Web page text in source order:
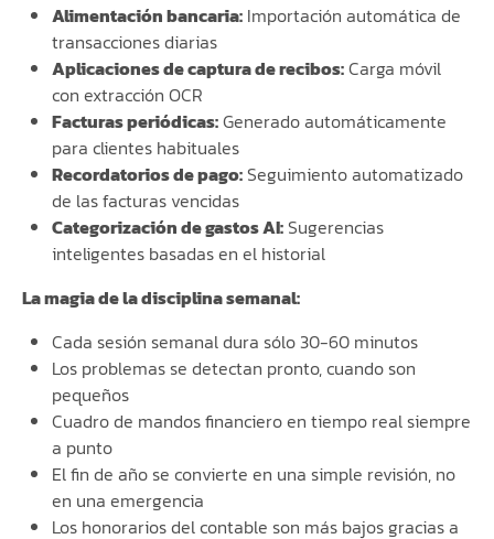
Alimentación bancaria: Importación automática de
transacciones diarias
Aplicaciones de captura de recibos:Carga móvil
con extracción OCR
Facturas periódicas:Generado automáticamente
para clientes habituales
Recordatorios de pago: Seguimiento automatizado
de las facturas vencidas
Categorización de gastos AI: Sugerencias
inteligentes basadas en el historial
La magia de la disciplina semanal:
Cada sesión semanal dura sólo 30-60 minutos
Los problemas se detectan pronto, cuando son
pequeños
Cuadro de mandos financiero en tiempo real siempre
a punto
El fin de año se convierte en una simple revisión, no
en una emergencia
Los honorarios del contable son más bajos gracias a